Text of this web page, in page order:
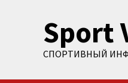
содержимомуSport
СПОРТИВНЫЙ